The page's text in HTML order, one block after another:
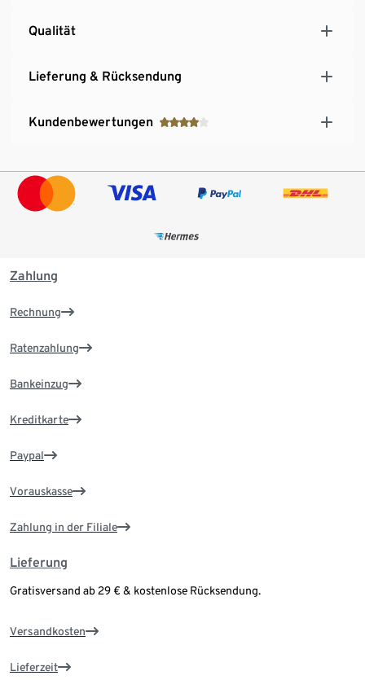
Qualität
Lieferung & Rücksendung
Kundenbewertungen
Zahlung
Rechnung
Ratenzahlung
Bankeinzug
Kreditkarte
Paypal
Vorauskasse
Zahlung in der Filiale
Lieferung
Gratisversand ab 29 € & kostenlose Rücksendung.
Versandkosten
Lieferzeit